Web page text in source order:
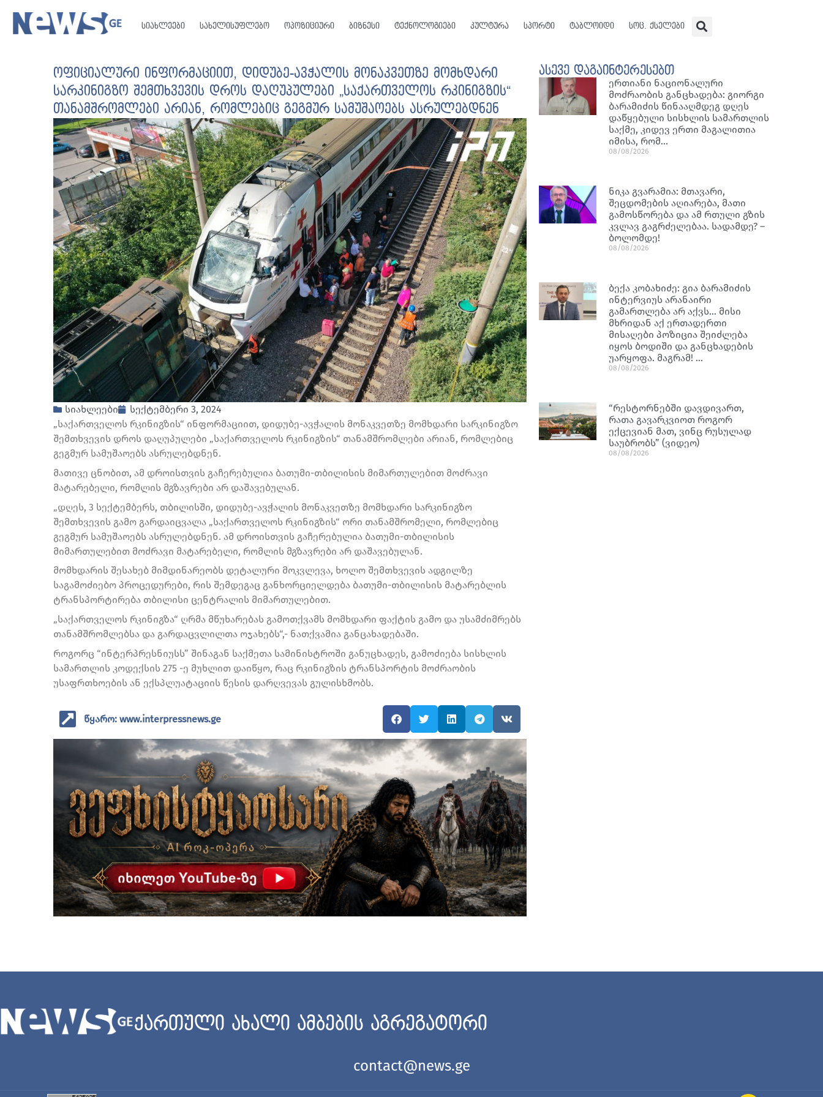
სიახლეები სახელისუფლებო ოპოზიციური ბიზნესი ტექნოლოგიები კულტურა სპორტი ტაბლოიდი სოც. ქსელები
ოფიციალური ინფორმაციით, დიდუბე-ავჭალის მონაკვეთზე მომხდარი
სარკინიგზო შემთხვევის დროს დაღუპულები „საქართველოს რკინიგზის“
თანამშრომლები არიან, რომლებიც გეგმურ სამუშაოებს ასრულებდნენ
სიახლეები
სექტემბერი 3, 2024
„საქართველოს რკინიგზის“ ინფორმაციით, დიდუბე-ავჭალის მონაკვეთზე მომხდარი სარკინიგზო
შემთხვევის დროს დაღუპულები „საქართველოს რკინიგზის“ თანამშრომლები არიან, რომლებიც
გეგმურ სამუშაოებს ასრულებდნენ.
მათივე ცნობით, ამ დროისთვის გაჩერებულია ბათუმი-თბილისის მიმართულებით მოძრავი
მატარებელი, რომლის მგზავრები არ დაშავებულან.
„დღეს, 3 სექტემბერს, თბილისში, დიდუბე-ავჭალის მონაკვეთზე მომხდარი სარკინიგზო
შემთხვევის გამო გარდაიცვალა „საქართველოს რკინიგზის“ ორი თანამშრომელი, რომლებიც
გეგმურ სამუშაოებს ასრულებდნენ. ამ დროისთვის გაჩერებულია ბათუმი-თბილისის
მიმართულებით მოძრავი მატარებელი, რომლის მგზავრები არ დაშავებულან.
მომხდარის შესახებ მიმდინარეობს დეტალური მოკვლევა, ხოლო შემთხვევის ადგილზე
საგამოძიებო პროცედურები, რის შემდეგაც განხორციელდება ბათუმი-თბილისის მატარებლის
ტრანსპორტირება თბილისი ცენტრალის მიმართულებით.
„საქართველოს რკინიგზა“ ღრმა მწუხარებას გამოთქვამს მომხდარი ფაქტის გამო და უსამძიმრებს
თანამშრომლებსა და გარდაცვლილთა ოჯახებს“,- ნათქვამია განცახადებაში.
როგორც “ინტერპრესნიუსს” შინაგან საქმეთა სამინისტროში განუცხადეს, გამოძიება სისხლის
სამართლის კოდექსის 275 -ე მუხლით დაიწყო, რაც რკინიგზის ტრანსპორტის მოძრაობის
უსაფრთხოების ან ექსპლუატაციის წესის დარღვევას გულისხმობს.
წყარო: www.interpressnews.ge
ასევე დაგაინტერესებთ
ერთიანი ნაციონალური
მოძრაობის განცხადება: გიორგი
ბარამიძის წინააღმდეგ დღეს
დაწყებული სისხლის სამართლის
საქმე, კიდევ ერთი მაგალითია
იმისა, რომ…
08/08/2026
ნიკა გვარამია: მთავარი,
შეცდომების აღიარება, მათი
გამოსწორება და ამ რთული გზის
კვლავ გაგრძელებაა. სადამდე? –
ბოლომდე!
08/08/2026
ბექა კობახიძე: გია ბარამიძის
ინტერვიუს არანაირი
გამართლება არ აქვს… მისი
მხრიდან აქ ერთადერთი
მისაღები პოზიცია შეიძლება
იყოს ბოდიში და განცხადების
უარყოფა. მაგრამ! …
08/08/2026
“რესტორნებში დავდივართ,
რათა გავარკვიოთ როგორ
ექცევიან მათ, ვინც რუსულად
საუბრობს” (ვიდეო)
08/08/2026
ქართული ახალი ამბების აგრეგატორი
contact@news.ge